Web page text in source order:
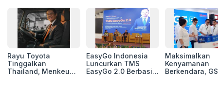
Rayu Toyota
Tinggalkan
Thailand, Menkeu
EasyGo Indonesia
Luncurkan TMS
EasyGo 2.0 Berbasis
Maksimalkan
Kenyamanan
Berkendara,